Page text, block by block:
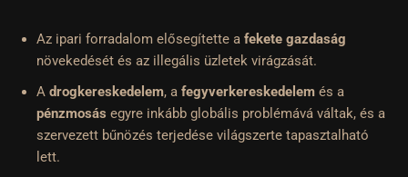
Az ipari forradalom elősegítette a fekete gazdaság
növekedését és az illegális üzletek virágzását.
A drogkereskedelem, a fegyverkereskedelem és a
pénzmosás egyre inkább globális problémává váltak, és a
szervezett bűnözés terjedése világszerte tapasztalható
lett.